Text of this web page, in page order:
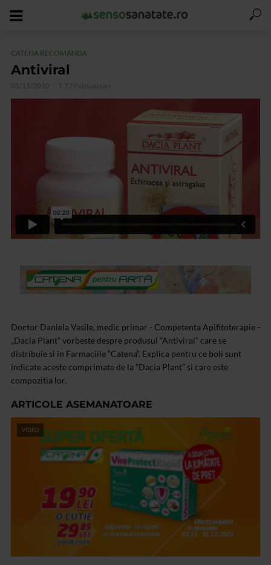
CATENA RECOMANDA
Antiviral
05/11/2010 1.779 vizualizari
Doctor Daniela Vasile, medic primar - Competenta Apifitoterapie -
„Dacia Plant” vorbeste despre produsul ”Antiviral” care se
distribuie si in Farmaciile ”Catena”. Explica pentru ce boli sunt
indicate aceste comprimate de la ”Dacia Plant” si care este
compozitia lor.
ARTICOLE ASEMANATOARE
VIDEO